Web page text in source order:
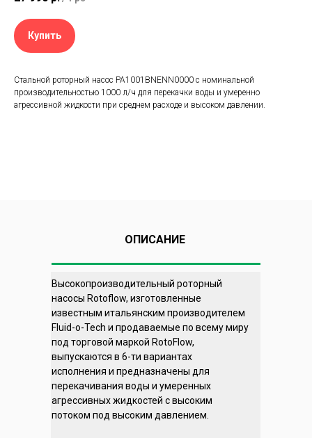
Купить
Стальной роторный насос PA1001BNENN0000 с номинальной
производительностью 1000 л/ч для перекачки воды и умеренно
агрессивной жидкости при среднем расходе и высоком давлении.
ОПИСАНИЕ
Высокопроизводительный роторный
насосы Rotoflow, изготовленные
известным итальянским производителем
Fluid-о-Tech и продаваемые по всему миру
под торговой маркой RotoFlow,
выпускаются в 6-ти вариантах
исполнения и предназначены для
перекачивания воды и умеренных
агрессивных жидкостей с высоким
потоком под высоким давлением.